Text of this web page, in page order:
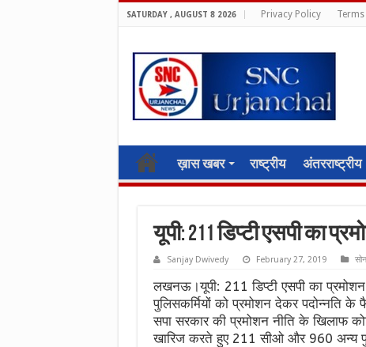
SATURDAY , AUGUST 8 2026 Privacy Policy
ख़ास खबर राष्ट्रीय अंतरराष्ट्रीय
यूपी: 211 डिप्टी एसपी का
Sanjay Dwivedy February 27, 2019
लखनऊ।यूपी: 211 डिप्टी एसपी का
पुलिसकर्मियों को प्रमोशन देकर पदोन्नति के
सपा सरकार की प्रमोशन नीति के खिलाफ
खारिज करते हुए 211 सीओ और 960 अन्य